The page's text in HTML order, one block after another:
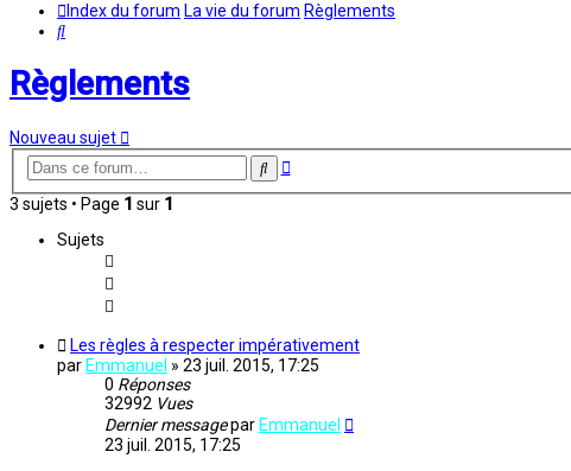
Index du forum La vie du forum Règlements
Rechercher
Règlements
Nouveau sujet
Rechercher
Recherche
3 sujets • Page 1 sur 1
Sujets
Les règles à respecter impérativement
par Emmanuel » 23 juil. 2015, 17:25
0 Réponses
32992 Vues
Dernier messagepar Emmanuel
23 juil. 2015, 17:25